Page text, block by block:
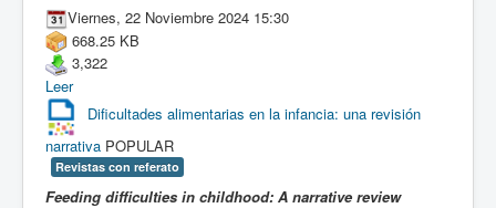
Viernes, 22 Noviembre 2024 15:30
668.25 KB
3,322
Leer
Dificultades alimentarias en la infancia: una revisión
narrativa POPULAR
Revistas con referato
Feeding difficulties in childhood: A narrative review